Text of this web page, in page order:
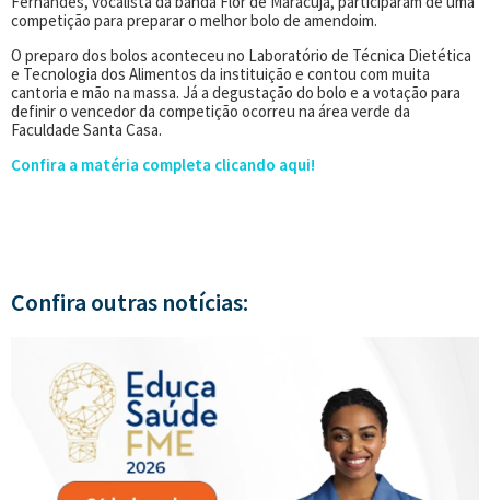
competição para preparar o melhor bolo de amendoim.
O preparo dos bolos aconteceu no Laboratório de Técnica Dietética
e Tecnologia dos Alimentos da instituição e contou com muita
cantoria e mão na massa. Já a degustação do bolo e a votação para
definir o vencedor da competição ocorreu na área verde da
Faculdade Santa Casa.
Confira a matéria completa clicando aqui!
Confira outras notícias: